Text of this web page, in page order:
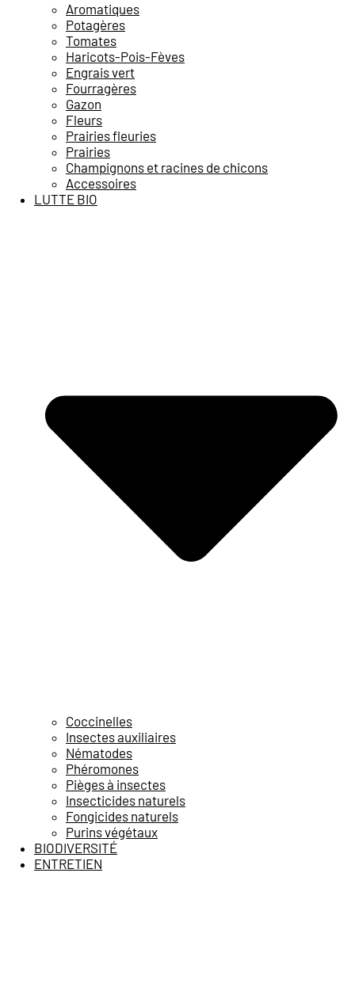
Aromatiques
Potagères
Tomates
Haricots-Pois-Fèves
Engrais vert
Fourragères
Gazon
Fleurs
Prairies fleuries
Prairies
Champignons et racines de chicons
Accessoires
LUTTE BIO
Coccinelles
Insectes auxiliaires
Nématodes
Phéromones
Pièges à insectes
Insecticides naturels
Fongicides naturels
Purins végétaux
BIODIVERSITÉ
ENTRETIEN